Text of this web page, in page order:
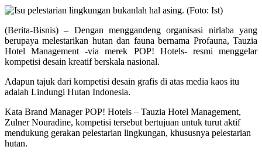
(Berita-Bisnis) – Dengan menggandeng organisasi nirlaba yang
berupaya melestarikan hutan dan fauna bernama Profauna, Tauzia
Hotel Management -via merek POP! Hotels- resmi menggelar
kompetisi desain kreatif berskala nasional.
Adapun tajuk dari kompetisi desain grafis di atas media kaos itu
adalah Lindungi Hutan Indonesia.
Kata Brand Manager POP! Hotels – Tauzia Hotel Management,
Zulner Nouradine, kompetisi tersebut bertujuan untuk turut aktif
mendukung gerakan pelestarian lingkungan, khususnya pelestarian
hutan.